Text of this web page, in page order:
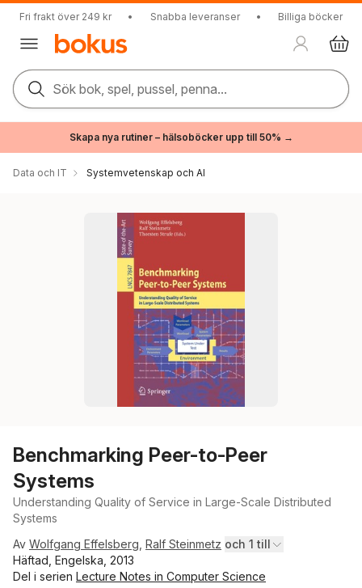
Fri frakt över 249 kr • Snabba leveranser • Billiga böcker
Sök bok, spel, pussel, penna...
Skapa nya rutiner – hälsoböcker upp till 50% →
Data och IT Systemvetenskap och AI
Benchmarking Peer-to-Peer
Systems
Understanding Quality of Service in Large-Scale Distributed
Systems
Av Wolfgang Effelsberg Ralf Steinmetz och 1 till
Häftad, Engelska, 2013
Del i serien Lecture Notes in Computer Science